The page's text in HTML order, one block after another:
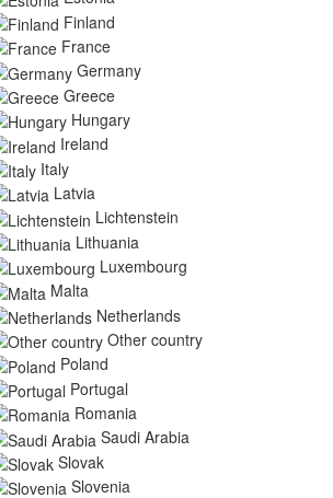
Finland
France
Germany
Greece
Hungary
Ireland
Italy
Latvia
Lichtenstein
Lithuania
Luxembourg
Malta
Netherlands
Other country
Poland
Portugal
Romania
Saudi Arabia
Slovak
Slovenia